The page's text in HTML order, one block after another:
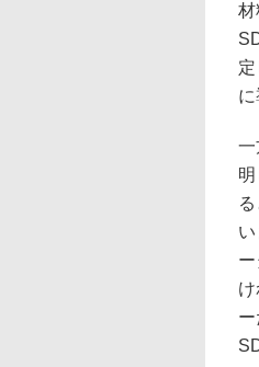
材
一